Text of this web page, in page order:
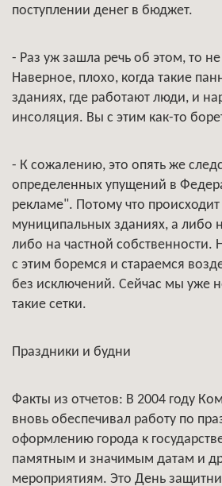
поступлении денег в бюджет.
- Раз уж зашла речь об этом, то
Наверное, плохо, когда такие
зданиях, где работают люди, и
инсоляция. Вы с этим как-то
- К сожалению, это опять же
определенных упущений в
рекламе". Потому что происходит
муниципальных зданиях, а либо
либо на частной собственности.
с этим боремся и стараемся
без исключений. Сейчас мы уже
такие сетки.
Праздники и будни
Факты из отчетов: В 2004 году
вновь обеспечивал работу по
оформлению города к
памятным и значимым датам и
мероприятиям. Это День